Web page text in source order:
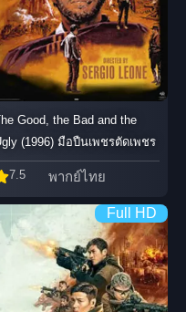
Good, the Bad and the
(1996) มือปืนเพชรตัดเพชร
7.5 พากย์ไทย
Full HD